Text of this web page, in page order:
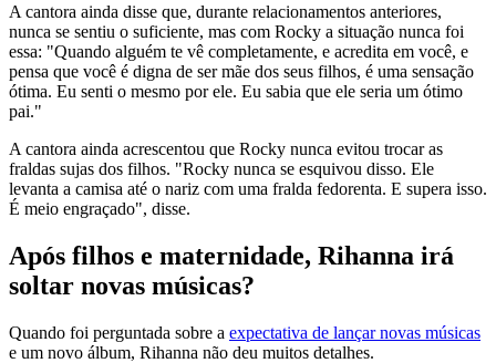
A cantora ainda disse que, durante relacionamentos anteriores,
nunca se sentiu o suficiente, mas com Rocky a situação nunca foi
essa: "Quando alguém te vê completamente, e acredita em você, e
pensa que você é digna de ser mãe dos seus filhos, é uma sensação
ótima. Eu senti o mesmo por ele. Eu sabia que ele seria um ótimo
pai."
A cantora ainda acrescentou que Rocky nunca evitou trocar as
fraldas sujas dos filhos. "Rocky nunca se esquivou disso. Ele
levanta a camisa até o nariz com uma fralda fedorenta. E supera isso.
É meio engraçado", disse.
Após filhos e maternidade, Rihanna irá
soltar novas músicas?
Quando foi perguntada sobre a expectativa de lançar novas músicas
e um novo álbum, Rihanna não deu muitos detalhes.